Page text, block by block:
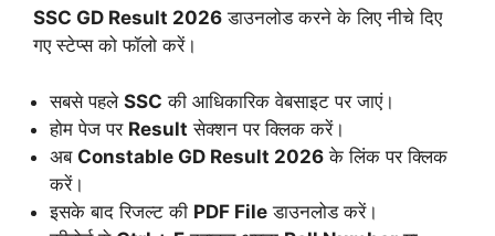
SSC GD Result 2026 डाउनलोड करने के लिए नीचे दिए
गए स्टेप्स को फॉलो करें।
सबसे पहले SSC की आधिकारिक वेबसाइट पर जाएं।
होम पेज पर Result सेक्शन पर क्लिक करें।
अब Constable GD Result 2026 के लिंक पर क्लिक
करें।
इसके बाद रिजल्ट की PDF File डाउनलोड करें।